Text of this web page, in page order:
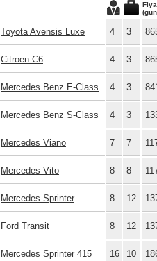
Toyota Avensis Luxe 4 3
Citroen C6 4 3
Mercedes Benz E-Class 4 3
Mercedes Benz S-Class 4 3
Mercedes Viano 7 7
Mercedes Vito 8 8
Mercedes Sprinter 8 12
Ford Transit 8 12
Mercedes Sprinter 415 16 10